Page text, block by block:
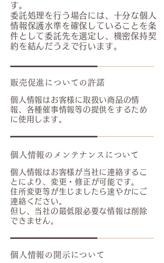
す。
委託処理を行う場合には、十分な個人
情報保護水準を確保していることを条
件として委託先を選定し、機密保持契
約を結んだうえで行います。
販売促進についての許諾
個人情報はお客様に取扱い商品の情
報、各種催事情報等の提供をするため
に使用します。
個人情報のメンテナンスについて
個人情報はお客様が当社に連絡するこ
とにより、変更・修正が可能です。
住所変更等が生じましたら速やかにご
連絡ください。
但し、当社の最低限必要な情報は削除
できません。
個人情報の開示について